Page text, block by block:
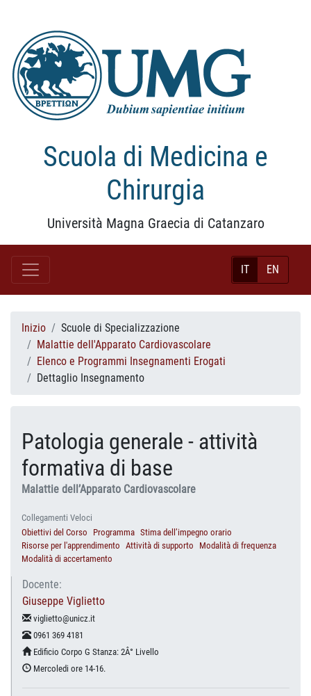
Scuola di Medicina e
Chirurgia
Università Magna Graecia di Catanzaro
IT EN
Inizio
Scuole di Specializzazione
Malattie dell'Apparato Cardiovascolare
Elenco e Programmi Insegnamenti Erogati
Dettaglio Insegnamento
Patologia generale - attività
formativa di base
Malattie dell’Apparato Cardiovascolare
Collegamenti Veloci
Obiettivi del Corso
Programma Stima dell’impegno orario
Risorse per l'apprendimento Attività di supporto
Modalità di frequenza
Modalità di accertamento
Docente:
Giuseppe Viglietto
viglietto@unicz.it
0961 369 4181
Edificio Corpo G Stanza: 2Â° Livello
Mercoledi ore 14-16.